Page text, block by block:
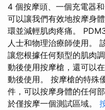
4 個按摩頭、一個充電器
可以讓我們有效地按摩身
環並減輕肌肉疼痛。
人士和物理治療師使用。
讓您根據任何類型的肌肉
動後使用按摩槍，還可以
動後使用。 按摩槍的特殊
件，可以按摩身體的任何
於僅按摩一個測試區域。